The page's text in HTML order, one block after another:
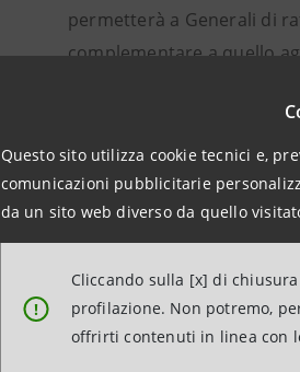
Questo sito utilizza cookie tecnici e,
comunicazioni pubblicitarie
da un sito web diverso da quello
!
Cliccando sulla [x] di
profilazione. Non potremo,
offrirti contenuti in linea con
permetterà a Generali di
complementare a quello
quindi di dare un forte
quello della Previdenza
Con questa partnership
nel settore dei Personal
critica e da significative